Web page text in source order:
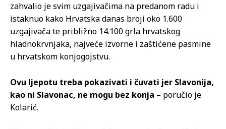
zahvalio je svim uzgajivačima na predanom radu i
istaknuo kako Hrvatska danas broji oko 1.600
uzgajivača te približno 14.100 grla hrvatskog
hladnokrvnjaka, najveće izvorne i zaštićene pasmine
u hrvatskom konjogojstvu.
Ovu ljepotu treba pokazivati i čuvati jer Slavonija,
kao ni Slavonac, ne mogu bez konja – poručio je
Kolarić.